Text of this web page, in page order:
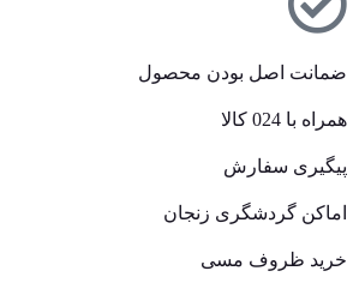
ضمانت اصل بودن محصول
همراه با 024 کالا
پیگیری سفارش
اماکن گردشگری زنجان
خرید ظروف مسی